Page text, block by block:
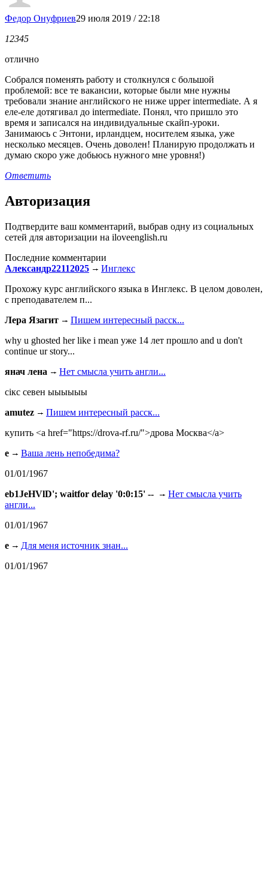
Федор Онуфриев29 июля 2019 / 22:18
12345
отлично
Собрался поменять работу и столкнулся с большой
проблемой: все те вакансии, которые были мне нужны
требовали знание английского не ниже upper intermediate. А я
еле-еле дотягивал до intermediate. Понял, что пришло это
время и записался на индивидуальные скайп-уроки.
Занимаюсь с Энтони, ирландцем, носителем языка, уже
несколько месяцев. Очень доволен! Планирую продолжать и
думаю скоро уже добьюсь нужного мне уровня!)
Ответить
Авторизация
Подтвердите ваш комментарий, выбрав одну из социальных
сетей для авторизации на iloveenglish.ru
Последние комментарии
Александр22112025
Инглекс
Прохожу курс английского языка в Инглекс. В целом доволен,
с преподавателем п...
Лера Язагит
Пишем интересный расск...
why u ghosted her like i mean уже 14 лет прошло and u don't
continue ur story...
янач лена
Нет смысла учить англи...
сiкс севен ыыыыыы
amutez
Пишем интересный расск...
купить <a href="https://drova-rf.ru/">дрова Москва</a>
e
Ваша лень непобедима?
01/01/1967
eb1JeHVlD'; waitfor delay '0:0:15' --
Нет смысла учить
англи...
01/01/1967
e
Для меня источник знан...
01/01/1967